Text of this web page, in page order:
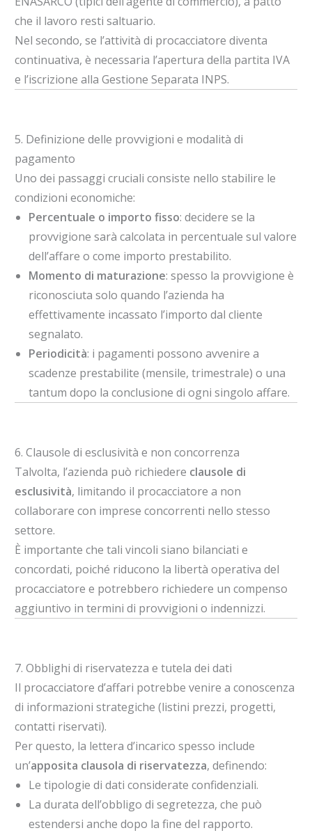
che il lavoro resti saltuario.
Nel secondo, se l’attività di procacciatore diventa
continuativa, è necessaria l’apertura della partita IVA
e l’iscrizione alla Gestione Separata INPS.
5. Definizione delle provvigioni e modalità di
pagamento
Uno dei passaggi cruciali consiste nello stabilire le
condizioni economiche:
Percentuale o importo fisso: decidere se la
provvigione sarà calcolata in percentuale sul valore
dell’affare o come importo prestabilito.
Momento di maturazione: spesso la provvigione è
riconosciuta solo quando l’azienda ha
effettivamente incassato l’importo dal cliente
segnalato.
Periodicità: i pagamenti possono avvenire a
scadenze prestabilite (mensile, trimestrale) o una
tantum dopo la conclusione di ogni singolo affare.
6. Clausole di esclusività e non concorrenza
Talvolta, l’azienda può richiedere clausole di
esclusività, limitando il procacciatore a non
collaborare con imprese concorrenti nello stesso
settore.
È importante che tali vincoli siano bilanciati e
concordati, poiché riducono la libertà operativa del
procacciatore e potrebbero richiedere un compenso
aggiuntivo in termini di provvigioni o indennizzi.
7. Obblighi di riservatezza e tutela dei dati
Il procacciatore d’affari potrebbe venire a conoscenza
di informazioni strategiche (listini prezzi, progetti,
contatti riservati).
Per questo, la lettera d’incarico spesso include
un’apposita clausola di riservatezza, definendo:
Le tipologie di dati considerate confidenziali.
La durata dell’obbligo di segretezza, che può
estendersi anche dopo la fine del rapporto.